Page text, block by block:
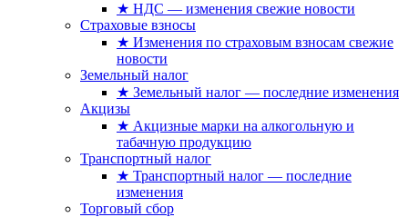
★ НДС — изменения свежие новости
Страховые взносы
★ Изменения по страховым взносам свежие
новости
Земельный налог
★ Земельный налог — последние изменения
Акцизы
★ Акцизные марки на алкогольную и
табачную продукцию
Транспортный налог
★ Транспортный налог — последние
изменения
Торговый сбор